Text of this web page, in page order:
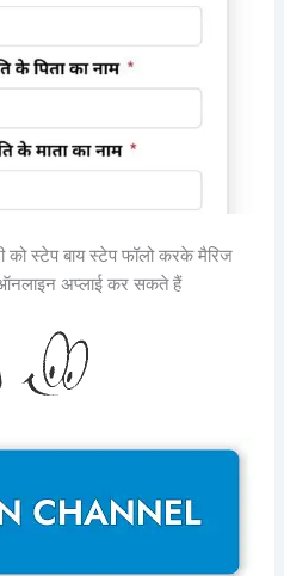
को स्टेप बाय स्टेप फॉलो करके मैरिज
अप्लाई कर सकते हैं